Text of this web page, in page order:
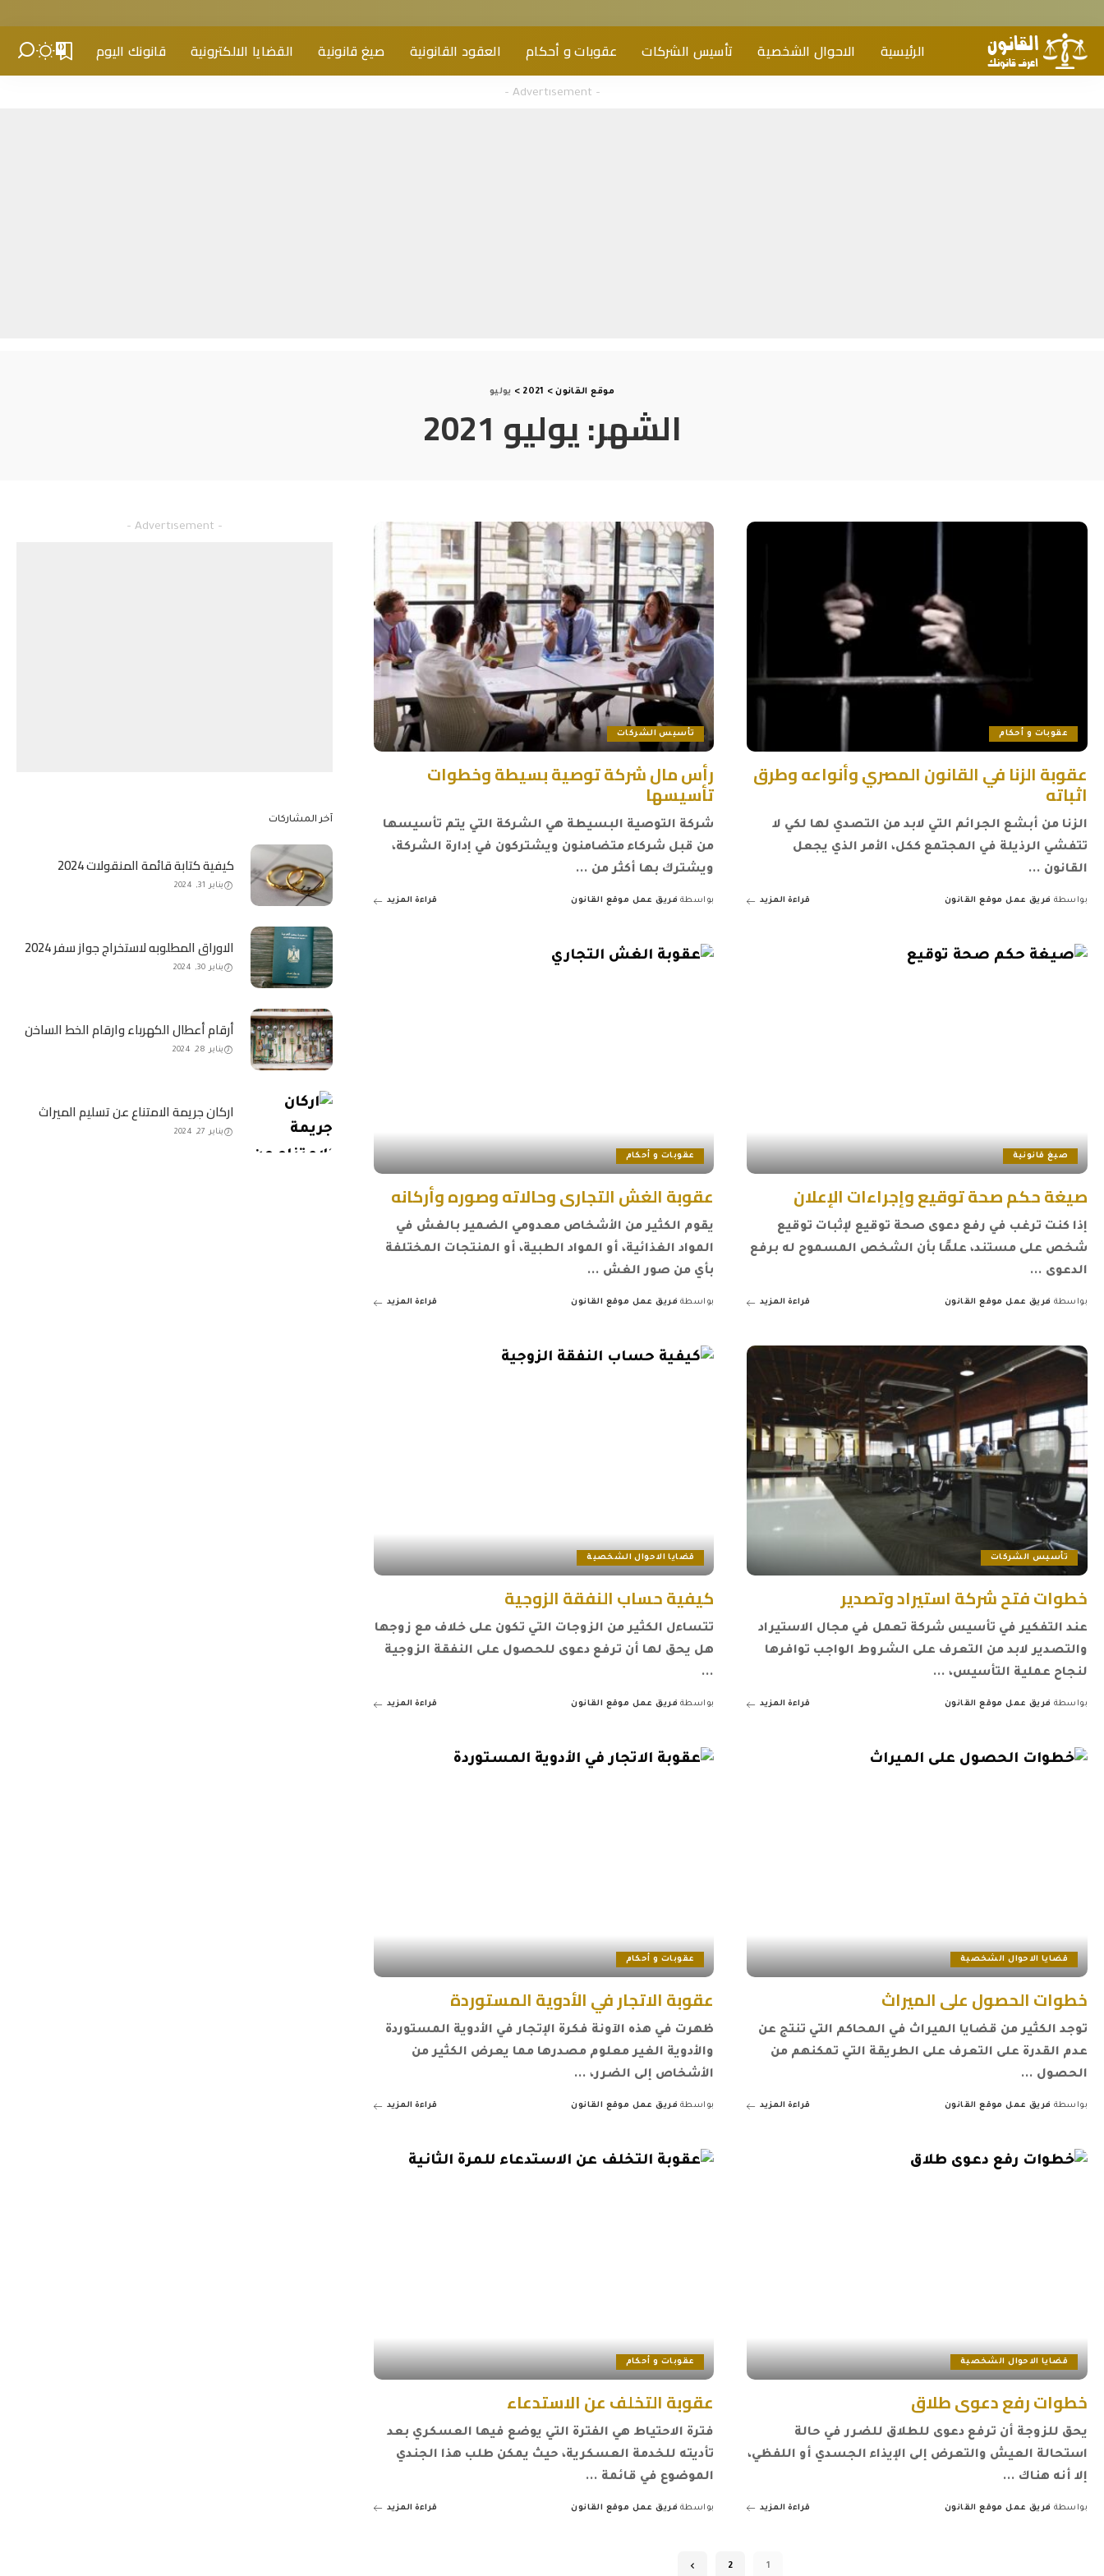
الرئيسية الاحوال الشخصية تأسيس الشركات عقوبات و أحكام العقود القانونية صيغ قانونية القضايا الالكترونية قانونك اليوم 0
– Advertisement –
موقع القانون>
2021
> يوليو
الشهر:يوليو 2021
عقوبات و أحكام
عقوبة الزنا في القانون المصري وأنواعه وطرق
اثباته
الزنا من أبشع الجرائم التي لابد من التصدي لها لكي لا
تتفشي الرذيلة في المجتمع ككل، الأمر الذي يجعل
القانون ...
بواسطة فريق عمل موقع القانون قراءة المزيد
تأسيس الشركات
رأس مال شركة توصية بسيطة وخطوات
تأسيسها
شركة التوصية البسيطة هي الشركة التي يتم تأسيسها
من قبل شركاء متضامنون ويشتركون في إدارة الشركة،
ويشترك بها أكثر من ...
بواسطة فريق عمل موقع القانون قراءة المزيد
صيغ قانونية
صيغة حكم صحة توقيع وإجراءات الإعلان
إذا كنت ترغب في رفع دعوى صحة توقيع لإثبات توقيع
شخص على مستند، علمًا بأن الشخص المسموح له برفع
الدعوى ...
بواسطة فريق عمل موقع القانون قراءة المزيد
عقوبات و أحكام
عقوبة الغش التجارى وحالاته وصوره وأركانه
يقوم الكثير من الأشخاص معدومي الضمير بالغش في
المواد الغذائية، أو المواد الطبية، أو المنتجات المختلفة
بأي من صور الغش ...
بواسطة فريق عمل موقع القانون قراءة المزيد
تأسيس الشركات
خطوات فتح شركة استيراد وتصدير
عند التفكير في تأسيس شركة تعمل في مجال الاستيراد
والتصدير لابد من التعرف على الشروط الواجب توافرها
لنجاح عملية التأسيس، ...
بواسطة فريق عمل موقع القانون قراءة المزيد
قضايا الاحوال الشخصية
كيفية حساب النفقة الزوجية
تتساءل الكثير من الزوجات التي تكون على خلاف مع زوجها
هل يحق لها أن ترفع دعوى للحصول على النفقة الزوجية
...
بواسطة فريق عمل موقع القانون قراءة المزيد
قضايا الاحوال الشخصية
خطوات الحصول على الميراث
توجد الكثير من قضايا الميراث في المحاكم التي تنتج عن
عدم القدرة على التعرف على الطريقة التي تمكنهم من
الحصول ...
بواسطة فريق عمل موقع القانون قراءة المزيد
عقوبات و أحكام
عقوبة الاتجار في الأدوية المستوردة
ظهرت في هذه الآونة فكرة الإتجار في الأدوية المستوردة
والأدوية الغير معلوم مصدرها مما يعرض الكثير من
الأشخاص إلى الضرر، ...
بواسطة فريق عمل موقع القانون قراءة المزيد
قضايا الاحوال الشخصية
خطوات رفع دعوى طلاق
يحق للزوجة أن ترفع دعوى للطلاق للضرر في حالة
استحالة العيش والتعرض إلى الإيذاء الجسدي أو اللفظي،
إلا أنه هناك ...
Posted
بواسطة فريق عمل موقع القانون قراءة المزيد
عقوبات و أحكام
عقوبة التخلف عن الاستدعاء
فترة الاحتياط هي الفترة التي يوضع فيها العسكري بعد
تأديته للخدمة العسكرية، حيث يمكن طلب هذا الجندي
الموضوع في قائمة ...
Posted
بواسطة فريق عمل موقع القانون قراءة المزيد
1
2
– Advertisement –
آخر المشاركات
كيفية كتابة قائمة المنقولات 2024
يناير 31, 2024
الاوراق المطلوبه لاستخراج جواز سفر 2024
يناير 30, 2024
أرقام أعطال الكهرباء وارقام الخط الساخن
يناير 28, 2024
اركان جريمة الامتناع عن تسليم الميراث
يناير 27, 2024